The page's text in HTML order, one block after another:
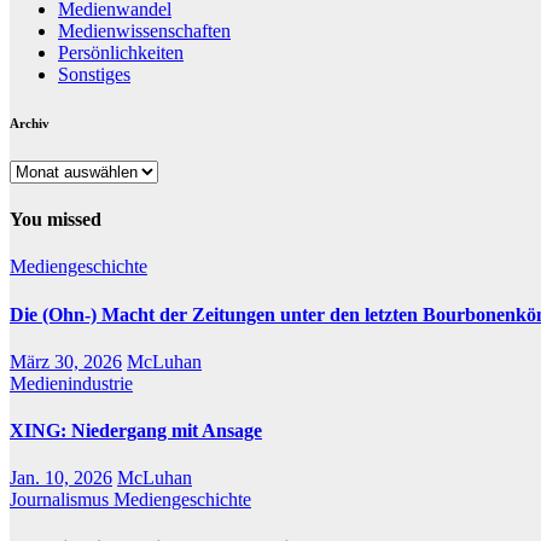
Medienwandel
Medienwissenschaften
Persönlichkeiten
Sonstiges
Archiv
Archiv
You missed
Mediengeschichte
Die (Ohn-) Macht der Zeitungen unter den letzten
März 30, 2026 McLuhan
Medienindustrie
XING: Niedergang mit Ansage
Jan. 10, 2026 McLuhan
Journalismus Mediengeschichte